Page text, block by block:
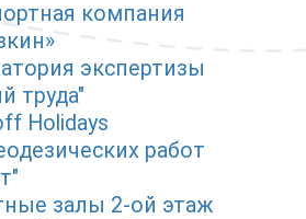
компания
экспертизы
труда"
Holidays
работ
залы 2-ой этаж